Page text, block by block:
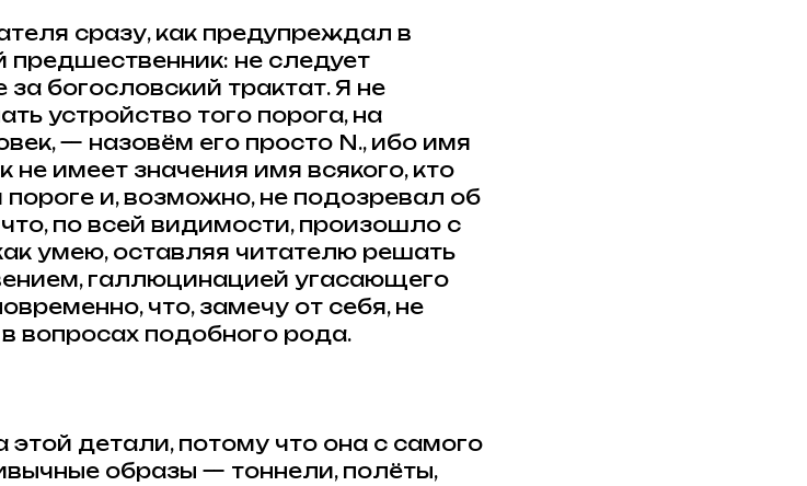
сразу, как предупреждал в
не следует
богословский трактат. Я не
устройство того порога, на
— назовём его просто N., ибо имя
не имеет значения имя всякого, кто
и, возможно, не подозревал об
по всей видимости, произошло с
умею, оставляя читателю решать
галлюцинацией угасающего
что, замечу от себя, не
вопросах подобного рода.
детали, потому что она с самого
образы — тоннели, полёты,